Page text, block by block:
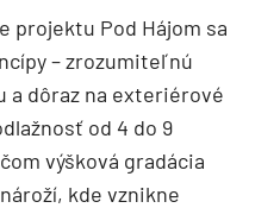
Pod Hájom sa
– zrozumiteľnú
a dôraz na exteriérové
od 4 do 9
výšková gradácia
kde vznikne